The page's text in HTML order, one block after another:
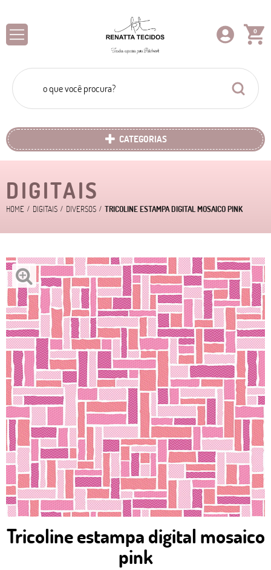
0
CATEGORIAS
DIGITAIS
HOME DIGITAIS DIVERSOS TRICOLINE ESTAMPA DIGITAL MOSAICO PINK
Tricoline estampa digital mosaico
pink